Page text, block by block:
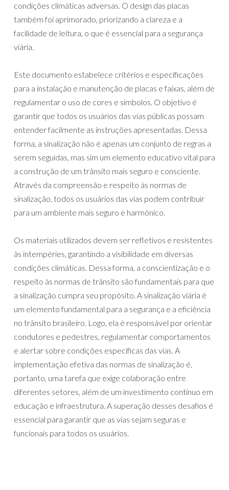
condições climáticas adversas. O design das placas
também foi aprimorado, priorizando a clareza e a
facilidade de leitura, o que é essencial para a segurança
viária.
Este documento estabelece critérios e especificações
para a instalação e manutenção de placas e faixas, além de
regulamentar o uso de cores e símbolos. O objetivo é
garantir que todos os usuários das vias públicas possam
entender facilmente as instruções apresentadas. Dessa
forma, a sinalização não é apenas um conjunto de regras a
serem seguidas, mas sim um elemento educativo vital para
a construção de um trânsito mais seguro e consciente.
Através da compreensão e respeito às normas de
sinalização, todos os usuários das vias podem contribuir
para um ambiente mais seguro e harmônico.
Os materiais utilizados devem ser refletivos e resistentes
às intempéries, garantindo a visibilidade em diversas
condições climáticas. Dessa forma, a conscientização e o
respeito às normas de trânsito são fundamentais para que
a sinalização cumpra seu propósito. A sinalização viária é
um elemento fundamental para a segurança e a eficiência
no trânsito brasileiro. Logo, ela é responsável por orientar
condutores e pedestres, regulamentar comportamentos
e alertar sobre condições específicas das vias. A
implementação efetiva das normas de sinalização é,
portanto, uma tarefa que exige colaboração entre
diferentes setores, além de um investimento contínuo em
educação e infraestrutura. A superação desses desafios é
essencial para garantir que as vias sejam seguras e
funcionais para todos os usuários.